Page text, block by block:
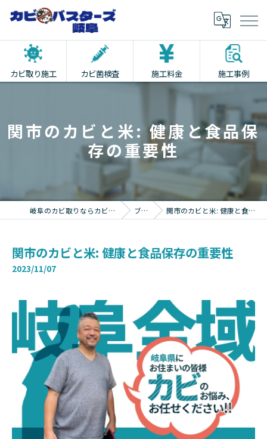
カビ取り施工 カビ菌検査 施工料金 施工事例
関市のカビと米: 健康と食品保
存の重要性
岐阜のカビ取りならカビバスターズ岐阜 ブログ 関市のカビと米: 健康と食品保存の重要性
関市のカビと米: 健康と食品保存の重要性
2023/11/07